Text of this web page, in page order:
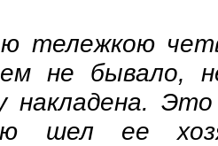
тележкою
не бывало,
накладена.
шел ее